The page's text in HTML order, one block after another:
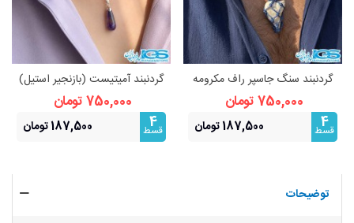
گردنبند سنگ جاسپر راف مکرومه
بافی فری سایز
750,000 تومان
4
قسط 187,500 تومان
گردنبند آمیتیست (بازنجیر استیل)
نماد آرامش و محافظت
750,000 تومان
4
قسط 187,500 تومان
توضیحات